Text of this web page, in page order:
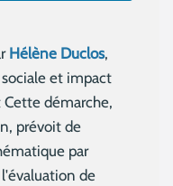
Hélène Duclos,
et impact
démarche,
prévoit de
par
de